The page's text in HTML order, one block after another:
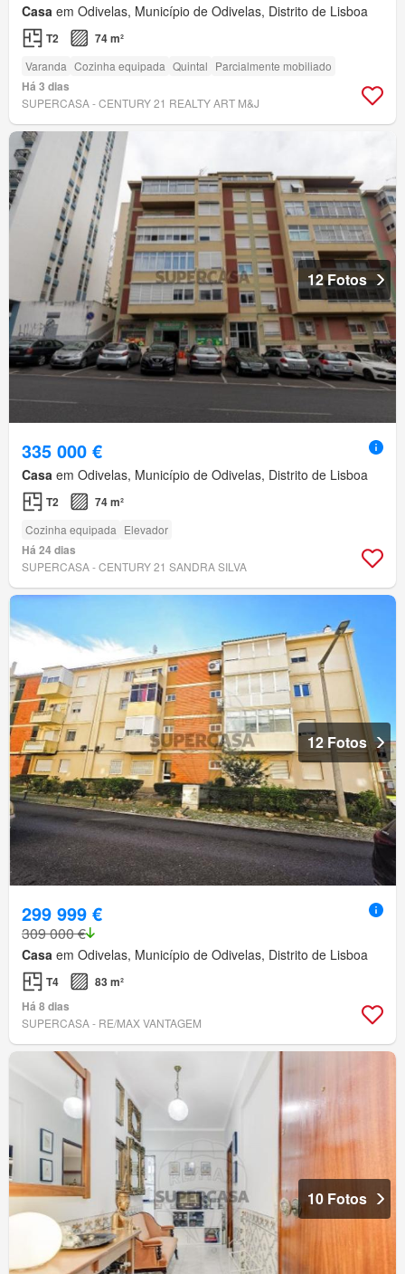
Casa em Odivelas, Município de Odivelas, Distrito de Lisboa
T2 74 m²
Varanda Cozinha equipada Quintal Parcialmente mobiliado
Há 3 dias
SUPERCASA - CENTURY 21 REALTY ART M&J
12 Fotos
335 000 €
Casa em Odivelas, Município de Odivelas, Distrito de Lisboa
T2 74 m²
Cozinha equipada Elevador
Há 24 dias
SUPERCASA - CENTURY 21 SANDRA SILVA
12 Fotos
299 999 €
309 000 €
Casa em Odivelas, Município de Odivelas, Distrito de Lisboa
T4
83 m²
Há 8 dias
SUPERCASA - RE/MAX VANTAGEM
10 Fotos